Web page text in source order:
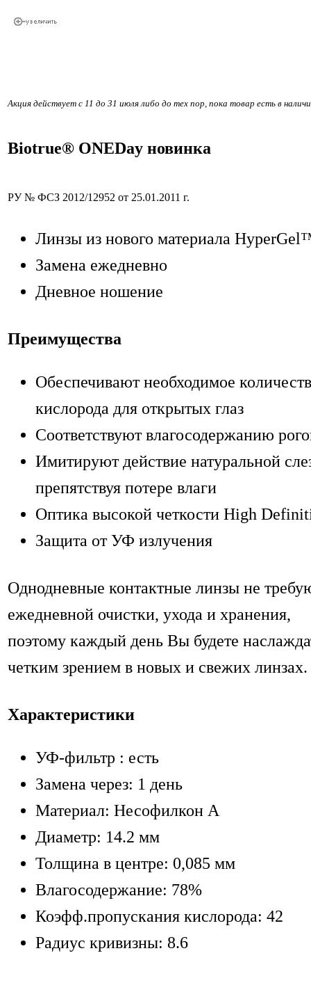
Акция действует с 11 до 31 июля либо до тех пор, пока товар есть в
Biotrue® ONEDay новинка
РУ № ФСЗ 2012/12952 от 25.01.2011 г.
Линзы из нового материала
Замена ежедневно
Дневное ношение
Преимущества
Обеспечивают необходимое
кислорода для открытых глаз
Соответствуют влагосодержанию
Имитируют действие натуральной
препятствуя потере влаги
Оптика высокой четкости High
Защита от УФ излучения
Однодневные контактные линзы не
ежедневной очистки, ухода и хранения,
поэтому каждый день Вы будете
четким зрением в новых и свежих линзах.
Характеристики
УФ-фильтр : есть
Замена через: 1 день
Материал: Несофилкон А
Диаметр: 14.2 мм
Толщина в центре: 0,085 мм
Влагосодержание: 78%
Коэфф.пропускания кислорода: 42
Радиус кривизны: 8.6